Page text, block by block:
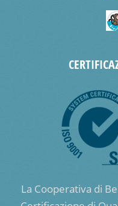
La Cooperativa di